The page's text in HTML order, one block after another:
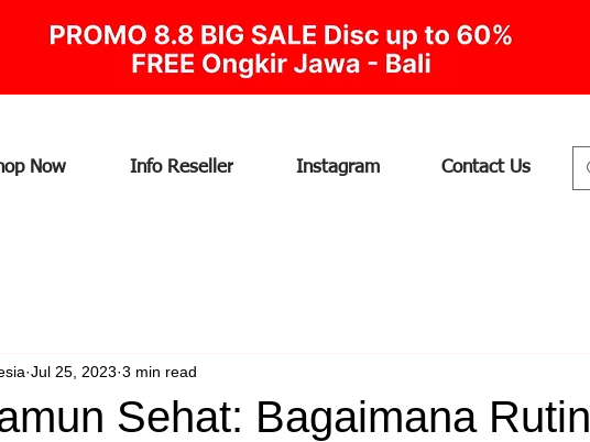
Now Info Reseller Instagram Contact Us
Sehat: Bagaimana Rutin
Jul 25, 2023 3 min read